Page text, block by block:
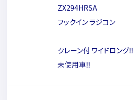
ZX294HRSA
フックイン ラジコン
クレーン付 ワイドロング‼
未使用車‼